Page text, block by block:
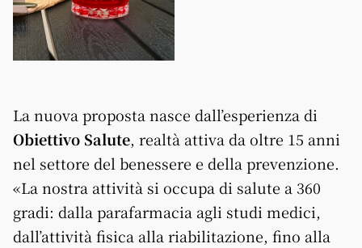
La nuova proposta nasce dall’esperienza di
Obiettivo Salute, realtà attiva da oltre 15 anni
nel settore del benessere e della prevenzione.
«La nostra attività si occupa di salute a 360
gradi: dalla parafarmacia agli studi medici,
dall’attività fisica alla riabilitazione, fino alla